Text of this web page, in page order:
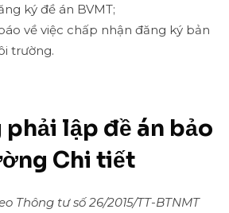
ký đề án BVMT;
về việc chấp nhận đăng ký bản
trường.
lập đề án bảo
Chi tiết
Thông tư số 26/2015/TT-BTNMT